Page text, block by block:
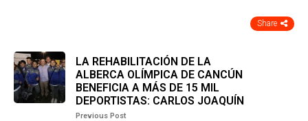
Share
LA REHABILITACIÓN DE LA
ALBERCA OLÍMPICA DE CANCÚN
BENEFICIA A MÁS DE 15 MIL
DEPORTISTAS: CARLOS JOAQUÍN
Previous Post